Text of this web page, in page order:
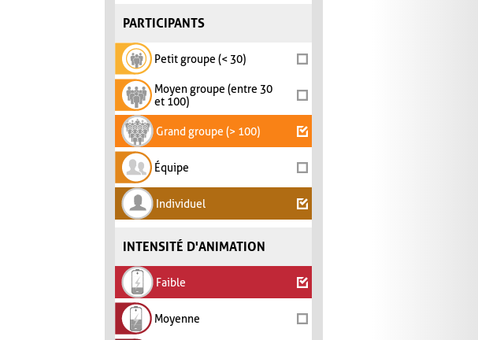
PARTICIPANTS
Petit groupe (< 30)
Moyen groupe (entre 30
et 100)
Grand groupe (> 100)
Équipe
Individuel
INTENSITÉ D'ANIMATION
Faible
Moyenne